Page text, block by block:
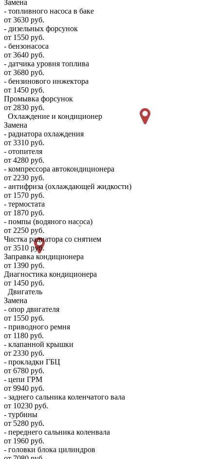
Замена
- топливного насоса в баке
от 3630 руб.
- дизельных форсунок
от 1550 руб.
- бензонасоса
от 3640 руб.
- датчика уровня топлива
от 3680 руб.
- бензинового инжектора
от 1450 руб.
Промывка форсунок
от 2830 руб.
Охлаждение и кондиционер
Замена
- радиатора охлаждения
от 3310 руб.
- отопителя
от 4280 руб.
- компрессора автокондиционера
от 2230 руб.
- антифриза (охлаждающей жидкости)
от 1570 руб.
- термостата
от 1870 руб.
- помпы (водяного насоса)
от 2250 руб.
Чистка радиатора со снятием
от 3510 руб.
Заправка кондиционера
от 1390 руб.
Диагностика кондиционера
от 1450 руб.
Двигатель
Замена
- опор двигателя
от 1550 руб.
- приводного ремня
от 1180 руб.
- клапанной крышки
от 2330 руб.
- прокладки ГБЦ
от 6780 руб.
- цепи ГРМ
от 9940 руб.
- заднего сальника коленчатого вала
от 10230 руб.
- турбины
от 5280 руб.
- переднего сальника коленвала
от 1960 руб.
- головки блока цилиндров